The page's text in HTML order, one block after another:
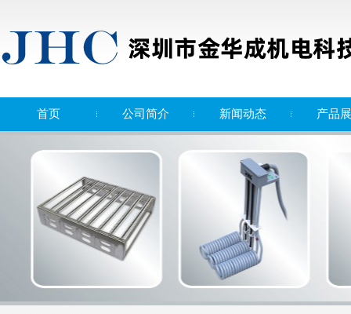
首页 公司简介 新闻动态 产品